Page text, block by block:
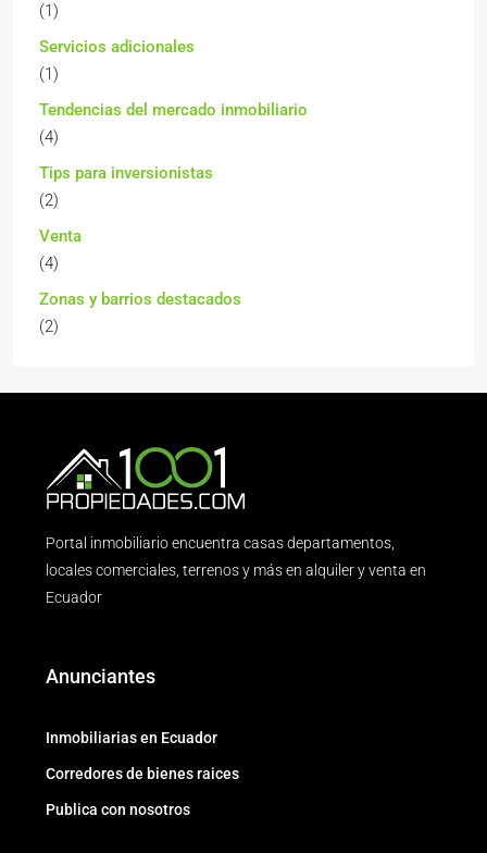
(1)
Servicios adicionales
(1)
Tendencias del mercado inmobiliario
(4)
Tips para inversionistas
(2)
Venta
(4)
Zonas y barrios destacados
(2)
Portal inmobiliario encuentra casas departamentos,
locales comerciales, terrenos y más en alquiler y venta en
Ecuador
Anunciantes
Inmobiliarias en Ecuador
Corredores de bienes raices
Publica con nosotros